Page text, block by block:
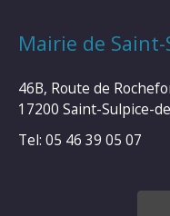
Mairie de Saint-
46B, Route de
17200 Saint-Sulpice-
Tel: 05 46 39 05 07